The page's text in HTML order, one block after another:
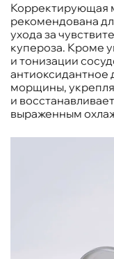
Корректирующая
рекомендована
ухода за
купероза. Кроме
и тонизации
антиоксидантное
морщины,
и
выраженным